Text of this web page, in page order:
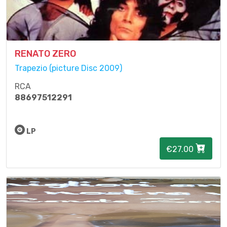
RENATO ZERO
Trapezio (picture Disc 2009)
RCA
88697512291
LP
€27.00